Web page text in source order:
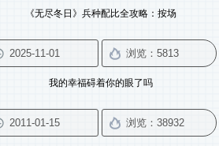
《无尽冬日》兵种配比全攻略：按场
我的幸福碍着你的眼了吗